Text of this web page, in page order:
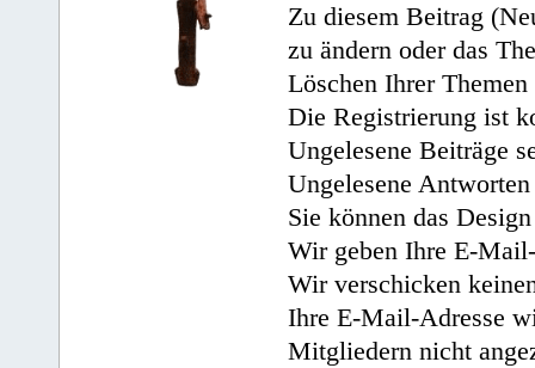
Zu diesem Beitrag
zu ändern oder das
Löschen Ihrer
Die Registrierung ist
Ungelesene Beiträge
Ungelesene
Sie können das
Wir geben Ihre E-
Wir verschicken
Ihre E-Mail-Adresse
Mitgliedern nicht